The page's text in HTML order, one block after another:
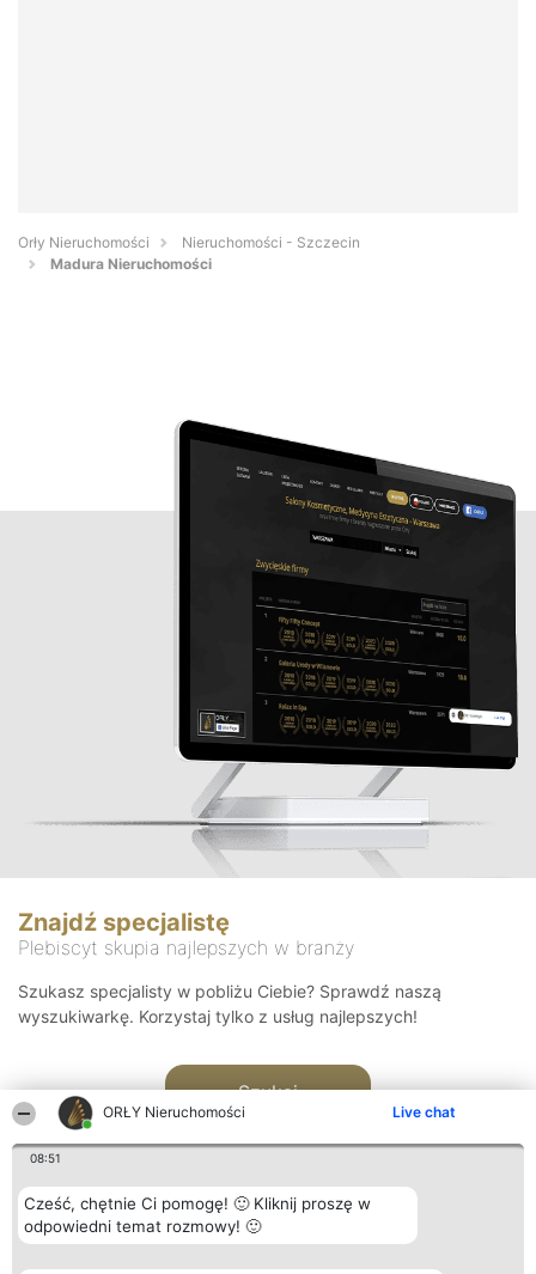
ORŁY Nieruchomości Live chat
08:51
Cześć, chętnie Ci pomogę! 🙂 Kliknij proszę w
odpowiedni temat rozmowy! 🙂
Orły Nieruchomości
Nieruchomości - Szczecin
Madura Nieruchomości
Znajdź specjalistę
Plebiscyt skupia najlepszych w branży
Szukasz specjalisty w pobliżu Ciebie? Sprawdź naszą
wyszukiwarkę. Korzystaj tylko z usług najlepszych!
Szukaj
Organizator plebiscytu Plebiscyt Kontakt